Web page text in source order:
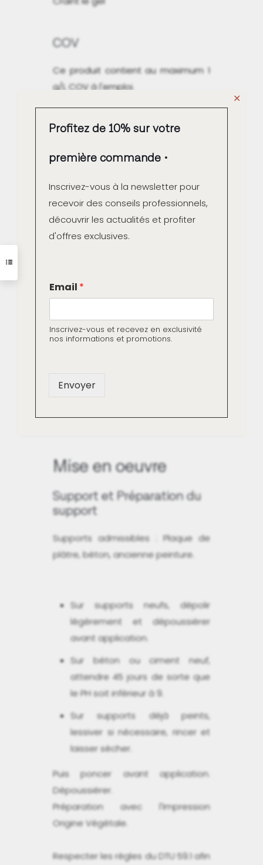
COV
Ce produit contient au maximum 1
g/L COV à l'emploi.
Fabrication française
Contrôle couleur unitaire à
Paiement sécurisé (CB ou
Apple Pay)
de la peinture Origine Végétale
Mise en oeuvre
Support et Préparation du
support
Supports admissibles : Plaque de
plâtre, béton, ancienne peinture.
Sur supports neufs, dépolir
légèrement et dépoussiérer
avant application.
Sur béton ou ciment neuf,
attendre 45 jours de sorte que
le PH soit inférieur à 9.
Sur supports déjà peints,
lessiver si nécessaire, rincer et
laisser sécher.
Puis poncer avant application.
Dépoussiérer.
Préparation avec l'Impression
Origine Végétale.
Respecter les règles du DTU 59.1 afin
✕
Profitez de 10% sur votre
première commande
Inscrivez-vous à la newsletter pour
recevoir des conseils professionnels,
découvrir les actualités et profiter
d'offres exclusives.
E
m
i
l
Email *
Inscrivez-vous et recevez en exclusivité
nos informations et promotions.
Envoyer